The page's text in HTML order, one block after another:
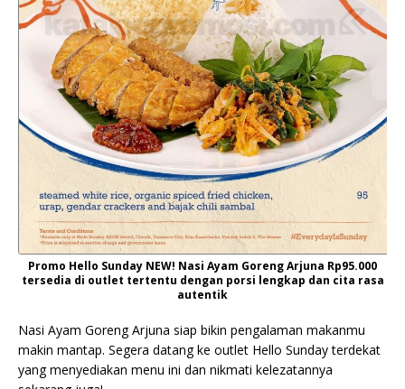
Promo Hello Sunday NEW! Nasi Ayam Goreng Arjuna Rp95.000
tersedia di outlet tertentu dengan porsi lengkap dan cita rasa
autentik
Nasi Ayam Goreng Arjuna siap bikin pengalaman makanmu
makin mantap. Segera datang ke outlet Hello Sunday terdekat
yang menyediakan menu ini dan nikmati kelezatannya